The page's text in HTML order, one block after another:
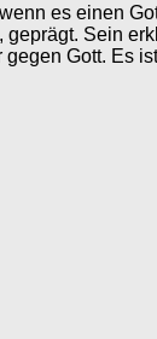
es einen
Sein
Gott. Es